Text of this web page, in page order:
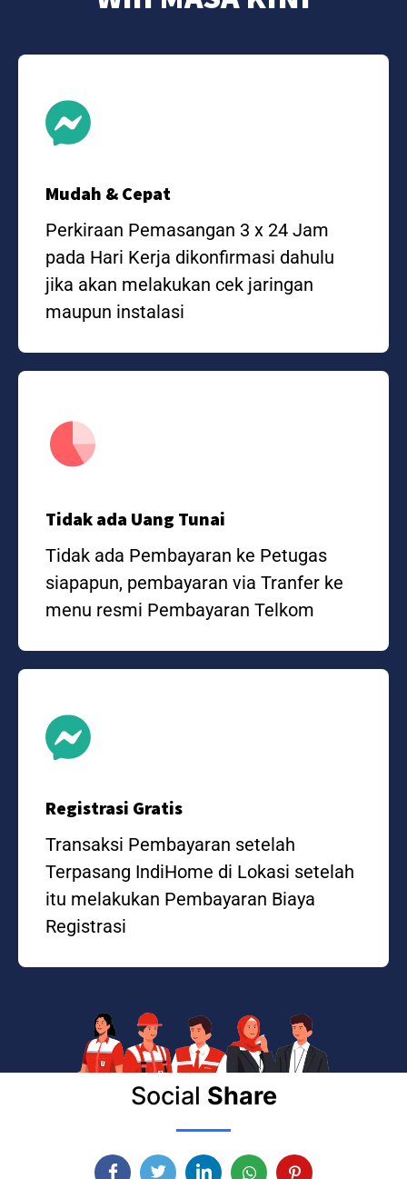
Mudah & Cepat
Perkiraan Pemasangan 3 x 24 Jam
pada Hari Kerja dikonfirmasi dahulu
jika akan melakukan cek jaringan
maupun instalasi
Tidak ada Uang Tunai
Tidak ada Pembayaran ke Petugas
siapapun, pembayaran via Tranfer ke
menu resmi Pembayaran Telkom
Registrasi Gratis
Transaksi Pembayaran setelah
Terpasang IndiHome di Lokasi setelah
itu melakukan Pembayaran Biaya
Registrasi
Social Share